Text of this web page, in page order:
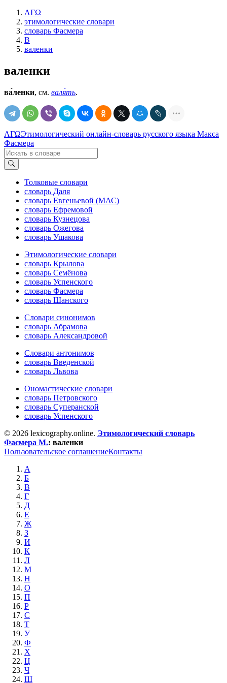
ΛΓΩ
этимологические словари
словарь Фасмера
В
валенки
валенки
ва́ленки, см. валя́ть.
ΛΓΩЭтимологический онлайн-словарь русского языка Макса
Фасмера
Толковые словари
словарь Даля
словарь Евгеньевой (МАС)
словарь Ефремовой
словарь Кузнецова
словарь Ожегова
словарь Ушакова
Этимологические словари
словарь Крылова
словарь Семёнова
словарь Успенского
словарь Фасмера
словарь Шанского
Словари синонимов
словарь Абрамова
словарь Александровой
Словари антонимов
словарь Введенской
словарь Львова
Ономастические словари
словарь Петровского
словарь Суперанской
словарь Успенского
© 2026 lexicography.online. Этимологический словарь
Фасмера М.: валенки
Пользовательское соглашениеКонтакты
А
Б
В
Г
Д
Е
Ж
З
И
К
Л
М
Н
О
П
Р
С
Т
У
Ф
Х
Ц
Ч
Ш